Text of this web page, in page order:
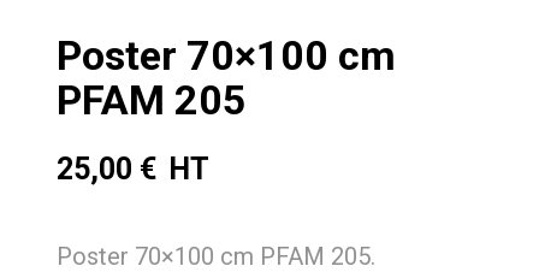
Poster 70×100 cm
PFAM 205
25,00 €
Poster 70×100 cm PFAM 205.